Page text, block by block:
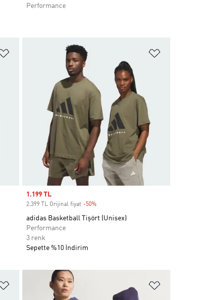
Performance
Favori Listesine Ekle
Sale price
1.199 TL
2.399 TL Orijinal fiyat -50%Discount
adidas Basketball Tişört (Unisex)
Performance
3 renk
Sepette %10 İndirim
Favori Listesine Ekle